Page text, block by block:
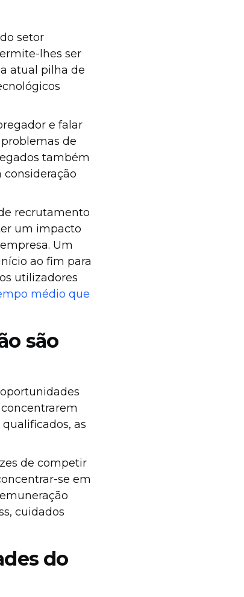
setor
lhes ser
atual pilha de
e falar
de
também
consideração
recrutamento
um impacto
Um
ao fim para
utilizadores
médio que
são
as
de competir
se em
cuidados
do